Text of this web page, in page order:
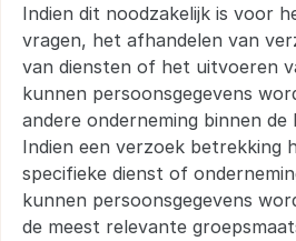
Indien dit noodzakelijk is voor
vragen, het afhandelen van
van diensten of het uitvoeren
kunnen persoonsgegevens
andere onderneming binnen
Indien een verzoek betrekking
specifieke dienst of
kunnen persoonsgegevens
de meest relevante